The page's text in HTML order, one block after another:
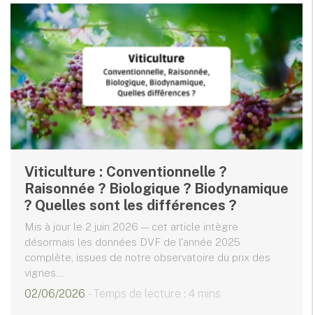
Viticulture : Conventionnelle ?
Raisonnée ? Biologique ? Biodynamique
? Quelles sont les différences ?
Mis à jour le 2 juin 2026 — cet article intègre
désormais les données DVF de l'année 2025
complète, issues de notre observatoire du prix des
vignes...
02/06/2026 - Temps de lecture : 4 mins